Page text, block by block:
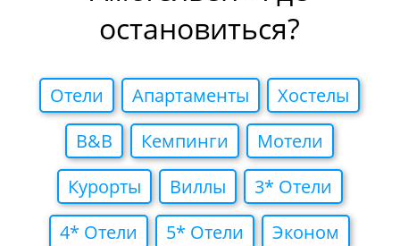
остановиться?
Отели Апартаменты
Хостелы
B&B
Кемпинги
Мотели
Курорты
Виллы
3* Отели
4* Отели
5* Отели Эконом